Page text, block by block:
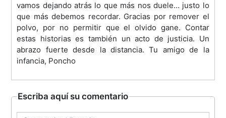
vamos dejando atrás lo que más nos duele… justo lo
que más debemos recordar. Gracias por remover el
polvo, por no permitir que el olvido gane. Contar
estas historias es también un acto de justicia. Un
abrazo fuerte desde la distancia. Tu amigo de la
infancia, Poncho
Escriba aquí su comentario